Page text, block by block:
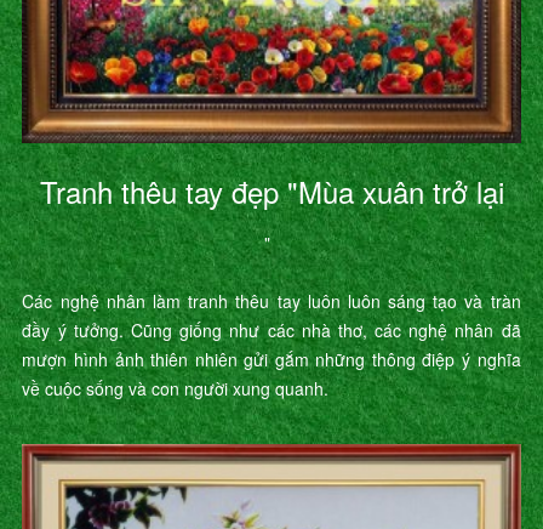
Tranh thêu tay đẹp "Mùa xuân trở lại
"
Các nghệ nhân làm tranh thêu tay luôn luôn sáng tạo và tràn
đầy ý tưởng. Cũng giống như các nhà thơ, các nghệ nhân đã
mượn hình ảnh thiên nhiên gửi gắm những thông điệp ý nghĩa
về cuộc sống và con người xung quanh.